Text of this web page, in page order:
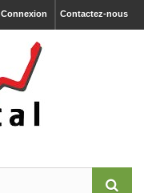
Contactez-nous
Connexion